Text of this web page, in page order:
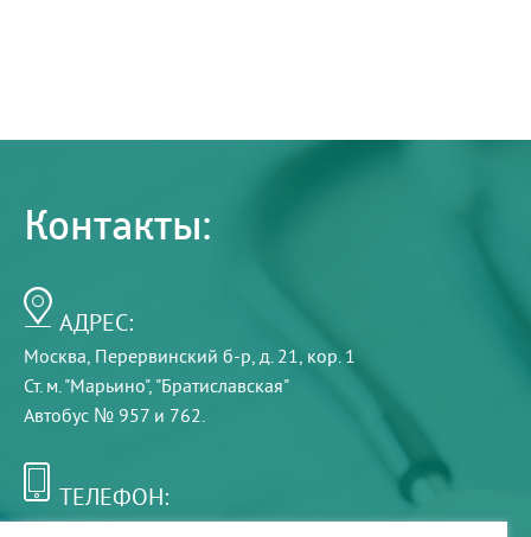
Контакты:
АДРЕС:
Москва, Перервинский б-р, д. 21, кор. 1
Ст. м. "Марьино", "Братиславская"
Автобус № 957 и 762.
ТЕЛЕФОН: